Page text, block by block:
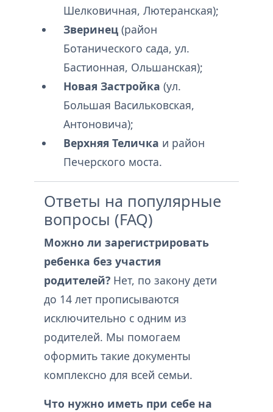
Шелковичная, Лютеранская);
Зверинец (район
Ботанического сада, ул.
Бастионная, Ольшанская);
Новая Застройка (ул.
Большая Васильковская,
Антоновича);
Верхняя Теличка и район
Печерского моста.
Ответы на популярные
вопросы (FAQ)
Можно ли зарегистрировать
ребенка без участия
родителей? Нет, по закону дети
до 14 лет прописываются
исключительно с одним из
родителей. Мы помогаем
оформить такие документы
комплексно для всей семьи.
Что нужно иметь при себе на